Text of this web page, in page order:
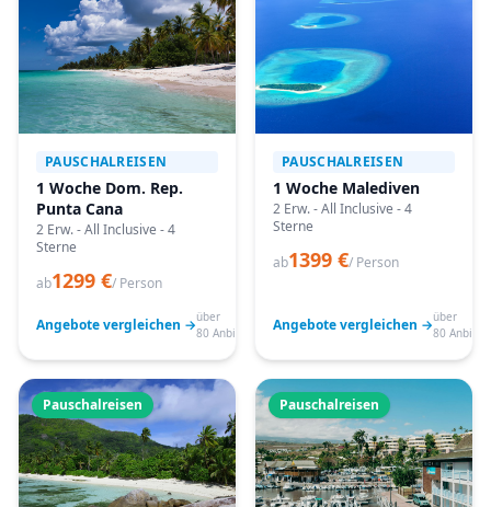
PAUSCHALREISEN
1 Woche Dom. Rep.
Punta Cana
2 Erw. - All Inclusive - 4
Sterne
ab1299 €/ Person
Angebote vergleichen →über
80 Anbieter
PAUSCHALREISEN
1 Woche Malediven
2 Erw. - All Inclusive - 4
Sterne
ab1399 €/ Person
Angebote vergleichen →über
80
Pauschalreisen Pauschalreisen